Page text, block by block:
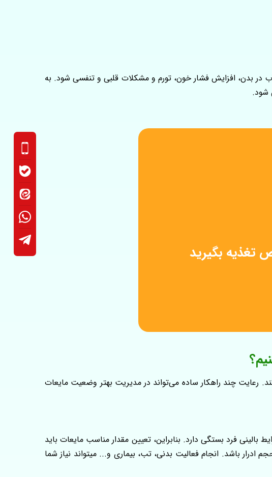
در بدن، افزایش فشار خون، تورم و مشکلات قلبی و تنفسی شود. به
شود.
تغذیه بگیرید
رعایت چند راهکار ساده می‌تواند در مدیریت بهتر وضعیت مایعات
فرد بستگی دارد. بنابراین، تعیین مقدار مناسب مایعات باید
به طور کلی دریافت مایعات باید حدودا ۵۰۰ میلی لیتر بیشتر از حجم ادرار باشد. انجام فعالیت بدنی، تب، بیماری و... میتواند نیاز شما